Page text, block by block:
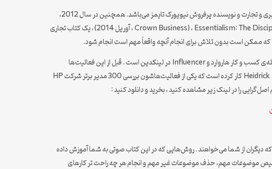
البته این همه چیز‌هایی نیست که گرگ مک کیون است ، وی علاوه بر موارد گفته شده نویسنده سخنران عمومی، استراتژیست رهبری و تجارت و نویسنده پرفروش نیویورک تایمز می‌باشد. همچنین در سال 2012،
مجمع جهانی اقتصاد مک کیون را به انجمن رهبران جوان جهانی وارد کرد. جدیدترین کتاب پرفروش وی ، Essentialism: The Discipined Pursuit of Less ، (Crown Business ، آوریل 2014) ، یک کتاب تجاری
ممکن است بدون تلاش برای انجام آنچه واقعاً مهم است انجام شود.
گرگ مک‌کیون امروز یکی از بهترین نویسندگان و سخنران‌های موفق جامعه امروز است ، همچنین او یکی از نویسنده‌های ثابت مجله‌ی کسب و کار هاروارد و Influencer در لینکدین است . قبل از این فعالیت‌ها
نویسنده‌ی کتاب اصل‌گرایی، در پروژه‌های مختلفی برای ارزیابی مدیران ارشد، در Heidrick & Struggles’s Global Leadership Practice کار کرده است که یکی از فعالیت‌هاشون بررسی 300 مدیر برتر شرکت HP
را در لینک زیر مشاهده کنید ، بخرید و دانلود کنید :
دیگران از شما می‌خواهند . روش‌هایی که در این کتاب صوتی به شما آموزش داده
موضوعات مهم، حذف موضوعات غیر مهم و انجام هر چه راحت تر کارهای